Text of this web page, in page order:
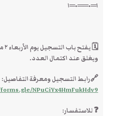
ا═•══•═ا
🗓 يفتح باب التسجيل يوم الأربعاء ٢ محرم ١٤٤٣ ھ
ويغلق عند اكتمال العدد.
🔗رابط التسجيل ومعرفة التفاصيل:
NPuCiYx4HmFukHdv9
❓ للاستفسار: